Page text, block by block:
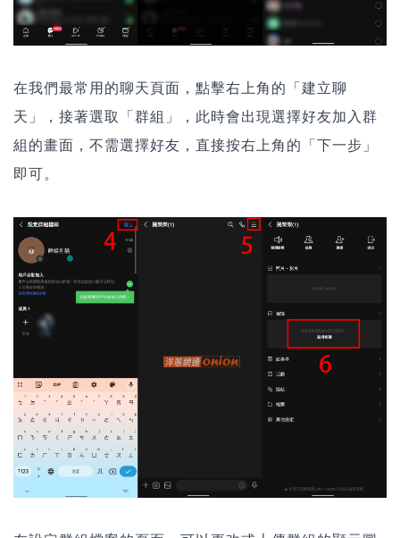
在我們最常用的聊天頁面，點擊右上角的「建立聊
天」，接著選取「群組」，此時會出現選擇好友加入群
組的畫面，不需選擇好友，直接按右上角的「下一步」
即可。